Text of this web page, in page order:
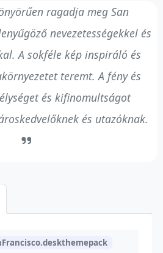
ragadja meg San
nevezetességekkel és
A sokféle kép inspiráló és
teremt. A fény és
és kifinomultságot
és utazóknak.